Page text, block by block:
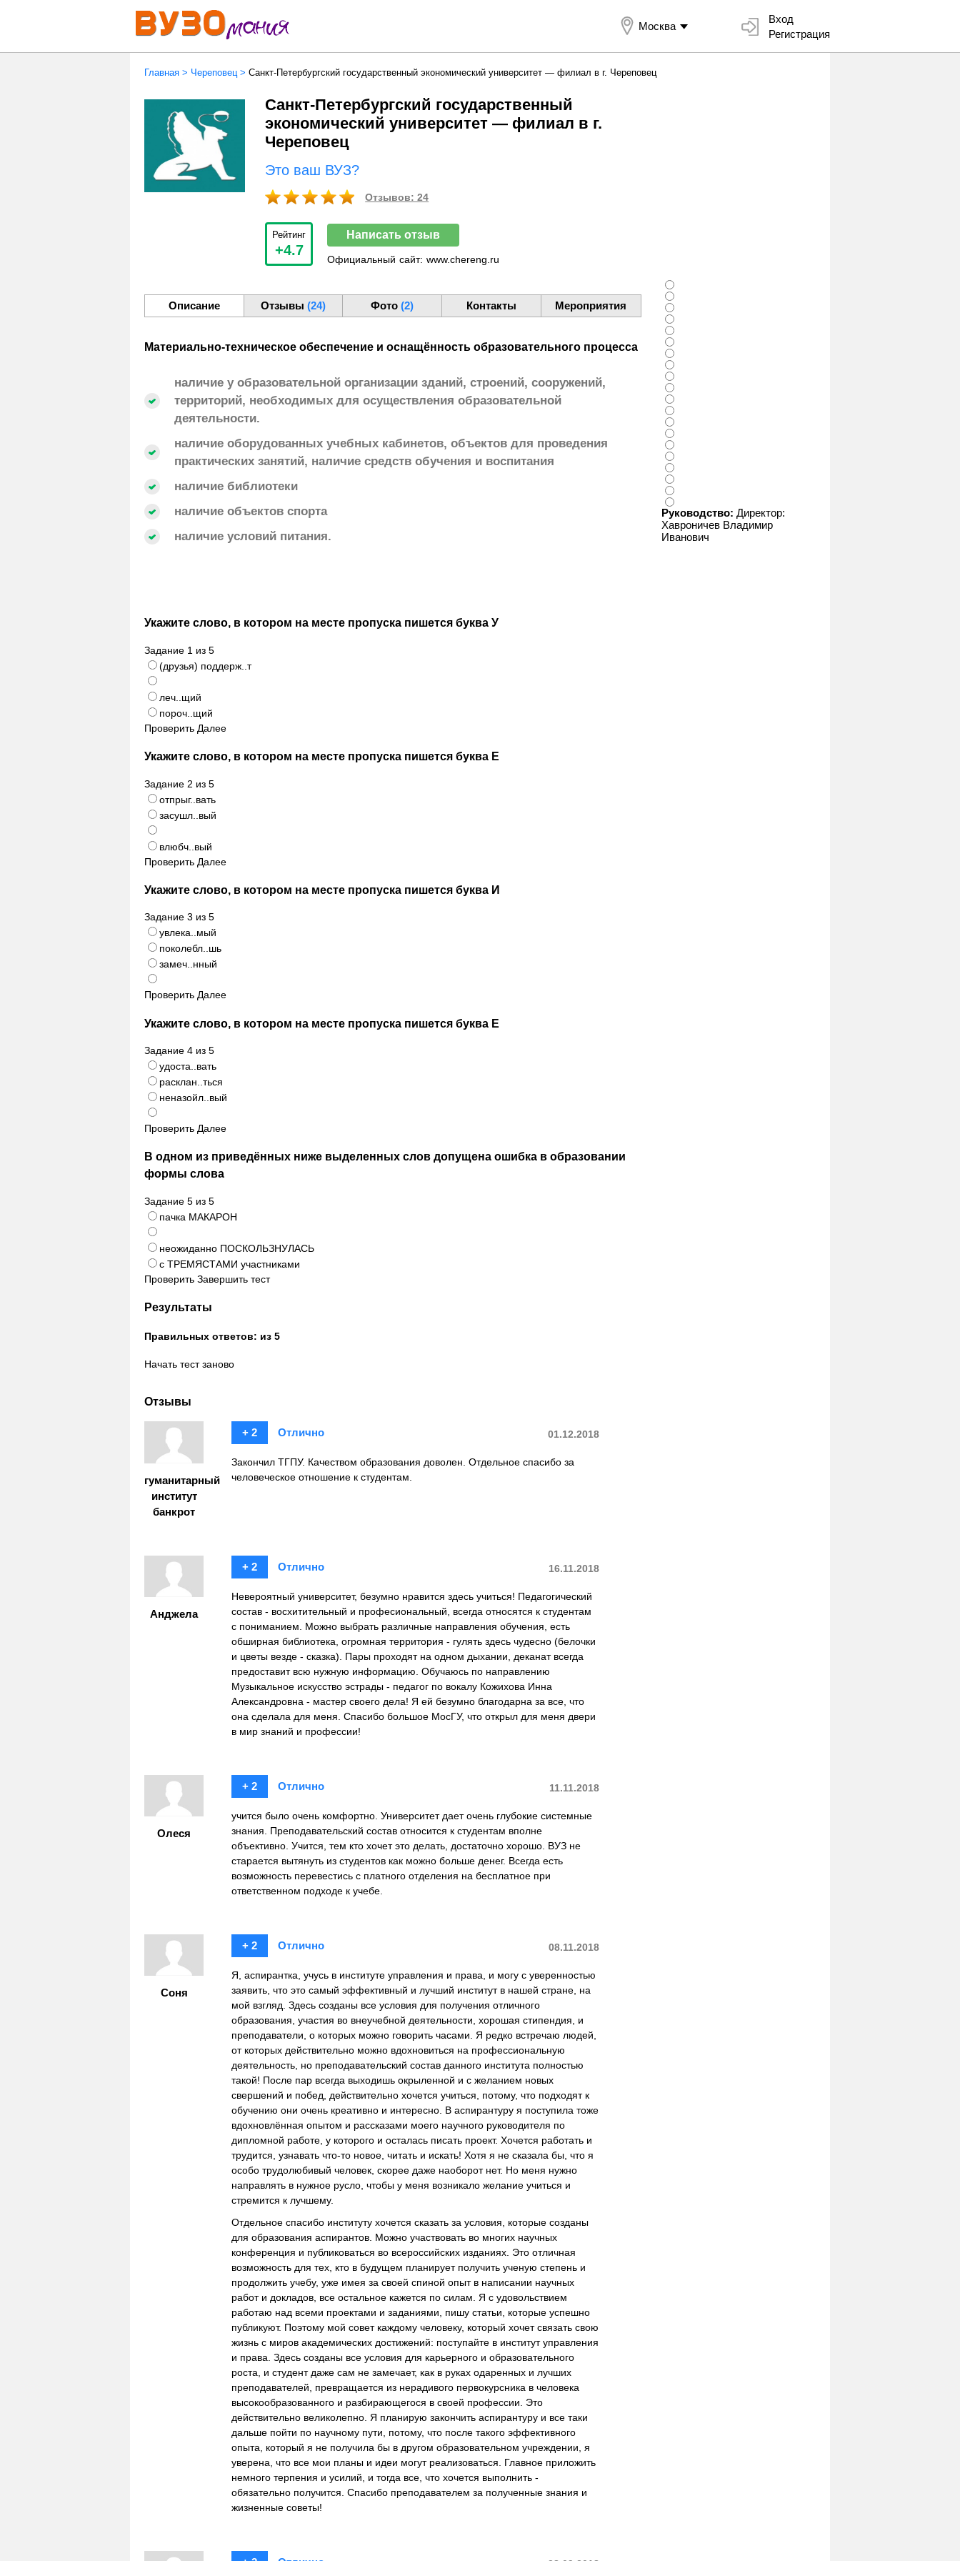
Москва
Вход
Регистрация
Главная > Череповец> Санкт-Петербургский государственный экономический университет — филиал в г. Череповец
Санкт-Петербургский государственный
экономический университет — филиал в г.
Череповец
Это ваш ВУЗ?
Отзывов: 24
Рейтинг
+4.7
Написать отзыв
Официальный сайт: www.chereng.ru
Руководство: Директор:
Хавроничев Владимир
Иванович
Описание Отзывы(24) Фото(2) Контакты Мероприятия
Материально-техническое обеспечение и оснащённость образовательного процесса
наличие у образовательной организации зданий, строений, сооружений,
территорий, необходимых для осуществления образовательной
деятельности.
наличие оборудованных учебных кабинетов, объектов для проведения
практических занятий, наличие средств обучения и воспитания
наличие библиотеки
наличие объектов спорта
наличие условий питания.
Укажите слово, в котором на месте пропуска пишется буква У
Задание 1 из 5
(друзья) поддерж..т
леч..щий
пороч..щий
Проверить Далее
Укажите слово, в котором на месте пропуска пишется буква Е
Задание 2 из 5
отпрыг..вать
засушл..вый
влюбч..вый
Проверить Далее
Укажите слово, в котором на месте пропуска пишется буква И
Задание 3 из 5
увлека..мый
поколебл..шь
замеч..нный
Проверить Далее
Укажите слово, в котором на месте пропуска пишется буква Е
Задание 4 из 5
удоста..вать
расклан..ться
неназойл..вый
Проверить Далее
В одном из приведённых ниже выделенных слов допущена ошибка в образовании
формы слова
Задание 5 из 5
пачка МАКАРОН
неожиданно ПОСКОЛЬЗНУЛАСЬ
с ТРЕМЯСТАМИ участниками
Проверить Завершить тест
Результаты
Правильных ответов: из 5
Начать тест заново
Отзывы
гуманитарный
институт
банкрот
+ 2 Отлично 01.12.2018
Закончил ТГПУ. Качеством образования доволен. Отдельное спасибо за
человеческое отношение к студентам.
Анджела
+ 2 Отлично 16.11.2018
Невероятный университет, безумно нравится здесь учиться! Педагогический
состав - восхитительный и професиональный, всегда относятся к студентам
с пониманием. Можно выбрать различные направления обучения, есть
обширная библиотека, огромная территория - гулять здесь чудесно (белочки
и цветы везде - сказка). Пары проходят на одном дыхании, деканат всегда
предоставит всю нужную информацию. Обучаюсь по направлению
Музыкальное искусство эстрады - педагог по вокалу Кожихова Инна
Александровна - мастер своего дела! Я ей безумно благодарна за все, что
она сделала для меня. Спасибо большое МосГУ, что открыл для меня двери
в мир знаний и профессии!
Олеся
+ 2 Отлично 11.11.2018
учится было очень комфортно. Университет дает очень глубокие системные
знания. Преподавательский состав относится к студентам вполне
объективно. Учится, тем кто хочет это делать, достаточно хорошо. ВУЗ не
старается вытянуть из студентов как можно больше денег. Всегда есть
возможность перевестись с платного отделения на бесплатное при
ответственном подходе к учебе.
Соня
+ 2 Отлично 08.11.2018
Я, аспирантка, учусь в институте управления и права, и могу с уверенностью
заявить, что это самый эффективный и лучший институт в нашей стране, на
мой взгляд. Здесь созданы все условия для получения отличного
образования, участия во внеучебной деятельности, хорошая стипендия, и
преподаватели, о которых можно говорить часами. Я редко встречаю людей,
от которых действительно можно вдохновиться на профессиональную
деятельность, но преподавательский состав данного института полностью
такой! После пар всегда выходишь окрыленной и с желанием новых
свершений и побед, действительно хочется учиться, потому, что подходят к
обучению они очень креативно и интересно. В аспирантуру я поступила тоже
вдохновлённая опытом и рассказами моего научного руководителя по
дипломной работе, у которого и осталась писать проект. Хочется работать и
трудится, узнавать что-то новое, читать и искать! Хотя я не сказала бы, что я
особо трудолюбивый человек, скорее даже наоборот нет. Но меня нужно
направлять в нужное русло, чтобы у меня возникало желание учиться и
стремится к лучшему.
Отдельное спасибо институту хочется сказать за условия, которые созданы
для образования аспирантов. Можно участвовать во многих научных
конференция и публиковаться во всероссийских изданиях. Это отличная
возможность для тех, кто в будущем планирует получить ученую степень и
продолжить учебу, уже имея за своей спиной опыт в написании научных
работ и докладов, все остальное кажется по силам. Я с удовольствием
работаю над всеми проектами и заданиями, пишу статьи, которые успешно
публикуют. Поэтому мой совет каждому человеку, который хочет связать свою
жизнь с миров академических достижений: поступайте в институт управления
и права. Здесь созданы все условия для карьерного и образовательного
роста, и студент даже сам не замечает, как в руках одаренных и лучших
преподавателей, превращается из нерадивого первокурсника в человека
высокообразованного и разбирающегося в своей профессии. Это
действительно великолепно. Я планирую закончить аспирантуру и все таки
дальше пойти по научному пути, потому, что после такого эффективного
опыта, который я не получила бы в другом образовательном учреждении, я
уверена, что все мои планы и идеи могут реализоваться. Главное приложить
немного терпения и усилий, и тогда все, что хочется выполнить -
обязательно получится. Спасибо преподавателем за полученные знания и
жизненные советы!